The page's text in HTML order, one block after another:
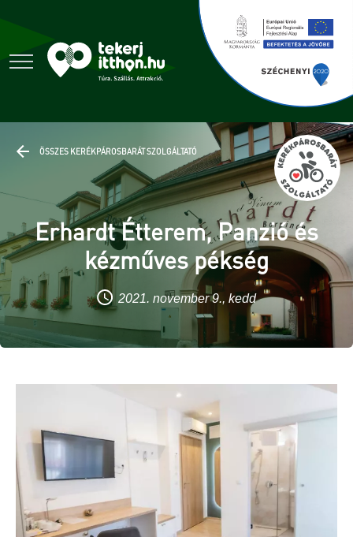
ÖSSZES KERÉKPÁROSBARÁT SZOLGÁLTATÓ
Erhardt Étterem, Panzió és
kézműves pékség
2021. november 9., kedd